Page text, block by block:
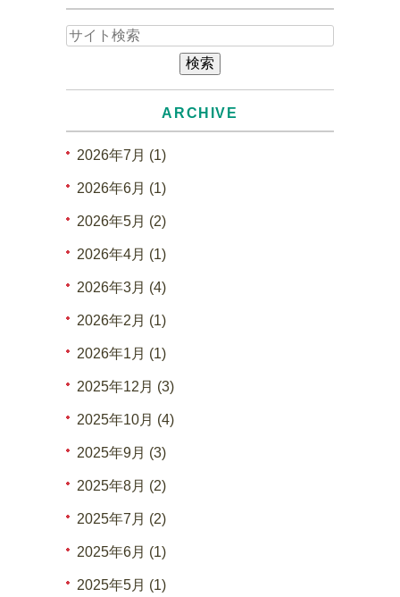
ARCHIVE
2026年7月 (1)
2026年6月 (1)
2026年5月 (2)
2026年4月 (1)
2026年3月 (4)
2026年2月 (1)
2026年1月 (1)
2025年12月 (3)
2025年10月 (4)
2025年9月 (3)
2025年8月 (2)
2025年7月 (2)
2025年6月 (1)
2025年5月 (1)